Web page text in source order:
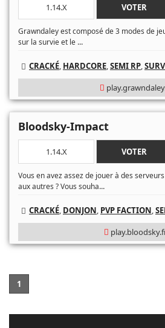
1.14.X VOTER
Grawndaley est composé de 3 modes de
sur la survie et le ...
CRACKÉ, HARDCORE,SEMI RP,
Bloodsky-Impact
1.14.X VOTER
Vous en avez assez de jouer à des
aux autres ? Vous souha...
CRACKÉ, DONJON, PVP FACTION,
1